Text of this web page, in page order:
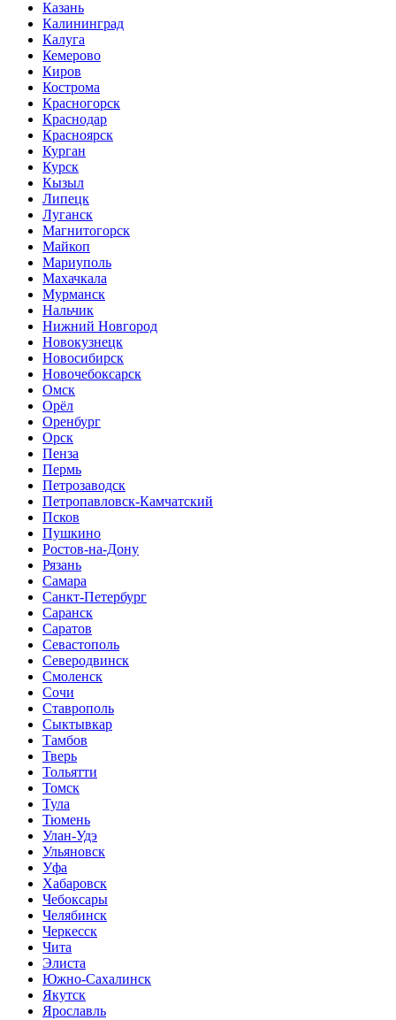
Казань
Калининград
Калуга
Кемерово
Киров
Кострома
Красногорск
Краснодар
Красноярск
Курган
Курск
Кызыл
Липецк
Луганск
Магнитогорск
Майкоп
Мариуполь
Махачкала
Мурманск
Нальчик
Нижний Новгород
Новокузнецк
Новосибирск
Новочебоксарск
Омск
Орёл
Оренбург
Орск
Пенза
Пермь
Петрозаводск
Петропавловск-Камчатский
Псков
Пушкино
Ростов-на-Дону
Рязань
Самара
Санкт-Петербург
Саранск
Саратов
Севастополь
Северодвинск
Смоленск
Сочи
Ставрополь
Сыктывкар
Тамбов
Тверь
Тольятти
Томск
Тула
Тюмень
Улан-Удэ
Ульяновск
Уфа
Хабаровск
Чебоксары
Челябинск
Черкесск
Чита
Элиста
Южно-Сахалинск
Якутск
Ярославль